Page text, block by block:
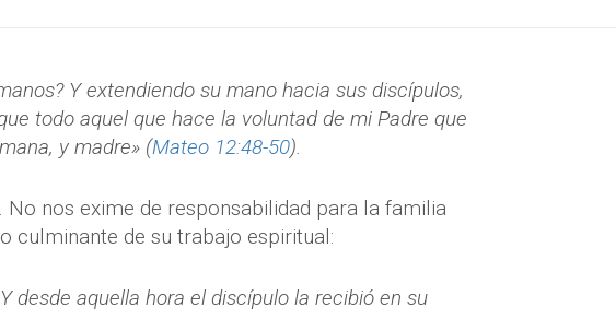
Y extendiendo su mano hacia sus discípulos,
todo aquel que hace la voluntad de mi Padre que
y madre» (Mateo 12:48-50).
nos exime de responsabilidad para la familia
culminante de su trabajo espiritual:
desde aquella hora el discípulo la recibió en su